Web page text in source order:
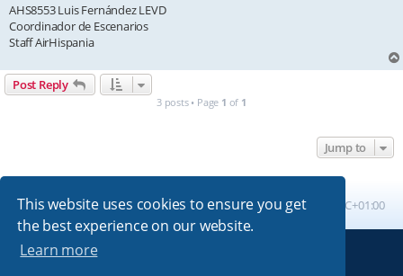
This website uses cookies to ensure you get
the best experience on our website.
Learn more
AHS8553 Luis Fernández LEVD
Coordinador de Escenarios
Staff AirHispania
Post Reply
3 posts • Page 1 of 1
Jump to
Board index All times are UTC+01:00